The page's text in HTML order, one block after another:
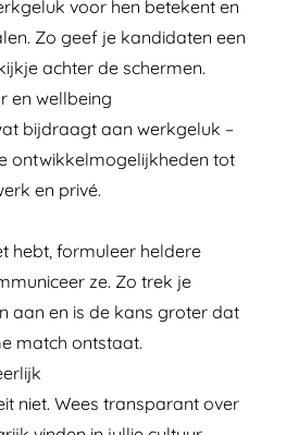
voor hen betekent en
Zo geef je kandidaten een
achter de schermen.
en wellbeing
bijdraagt aan werkgeluk –
ontwikkelmogelijkheden tot
en privé.
hebt, formuleer heldere
ze. Zo trek je
aan en is de kans groter dat
match ontstaat.
niet. Wees transparant over